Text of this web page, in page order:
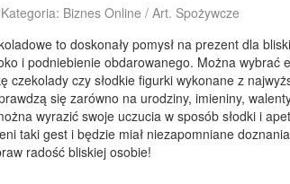
Kategoria: Biznes Online / Art. Spożywcze
to doskonały pomysł na prezent dla
i podniebienie obdarowanego. Można wybrać
czekolady czy słodkie figurki wykonane z
się zarówno na urodziny, imieniny,
wyrazić swoje uczucia w sposób słodki i
taki gest i będzie miał niezapomniane
radość bliskiej osobie!